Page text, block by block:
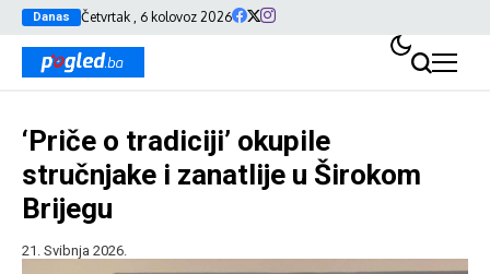
Danas Četvrtak , 6 kolovoz 2026
‘Priče o tradiciji’ okupile
stručnjake i zanatlije u Širokom
Brijegu
21. Svibnja 2026.